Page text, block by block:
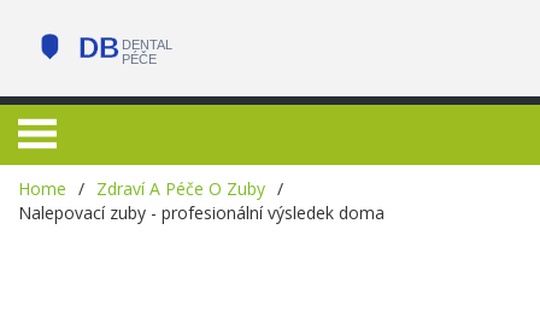
Home
Zdraví A Péče O Zuby
Nalepovací zuby - profesionální výsledek doma